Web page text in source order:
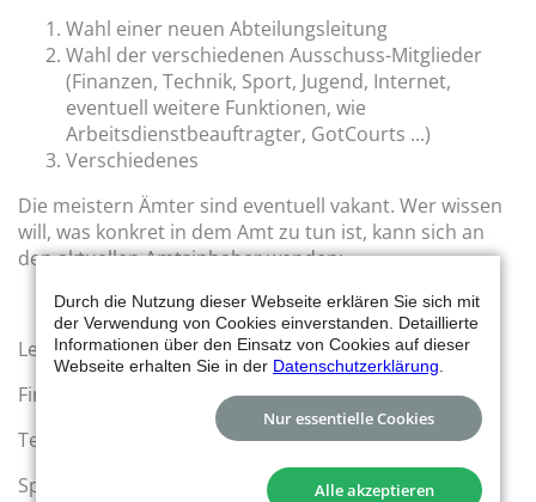
Wahl einer neuen Abteilungsleitung
Wahl der verschiedenen Ausschuss-Mitglieder
(Finanzen, Technik, Sport, Jugend, Internet,
eventuell weitere Funktionen, wie
Arbeitsdienstbeauftragter, GotCourts ...)
Verschiedenes
Die meistern Ämter sind eventuell vakant. Wer wissen
will, was konkret in dem Amt zu tun ist, kann sich an
den aktuellen Amtsinhaber wenden:
Leitung: Thomas Hochgeschurtz
Finanzen: Petra Siller
Technik: Geog Krüll
Sport: Wolf Wenger
Durch die Nutzung dieser Webseite erklären Sie sich mit
der Verwendung von Cookies einverstanden. Detaillierte
Informationen über den Einsatz von Cookies auf dieser
Webseite erhalten Sie in der Datenschutzerklärung
Nur essentielle Cookies
Alle akzeptieren